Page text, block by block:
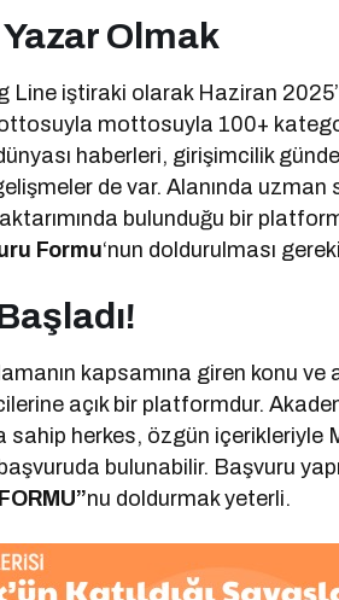
Olmak
Line iştiraki olarak Haziran
mottosuyla 100+
dünyası haberleri, girişimcilik
de var. Alanında
bulunduğu bir
Formu‘nun doldurulması
kapsamına giren konu
açık bir platformdur.
sahip herkes, özgün
bulunabilir. Başvuru
nu doldurmak yeterli.